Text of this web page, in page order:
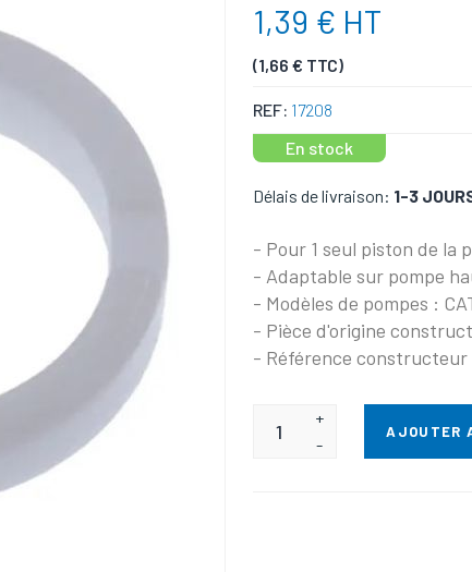
1,39 € HT
(1,66 € TTC)
REF: 17208
En stock
Délais de livraison: 1-3
- Pour 1 seul piston de la
- Adaptable sur pompe
- Modèles de pompes :
- Pièce d'origine
- Référence constructeur
+
-
AJOUTER